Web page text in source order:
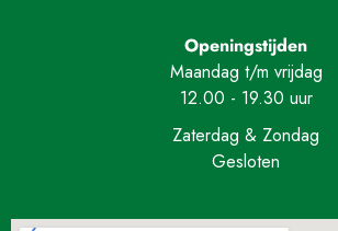
Openingstijden
Maandag t/m vrijdag
12.00 - 19.30 uur
Zaterdag & Zondag
Gesloten